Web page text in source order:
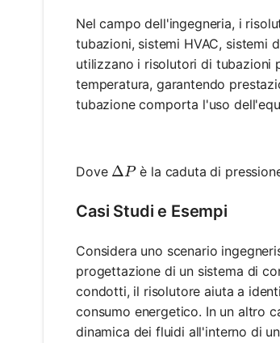
Nel campo dell'ingegneria, i
tubazioni, sistemi HVAC, sistemi
utilizzano i risolutori di tubazioni
temperatura, garantendo
tubazione comporta l'uso
Dove \Delta P
ΔPè la caduta di
Casi Studi e Esempi
Considera uno scenario
progettazione di un sistema di
condotti, il risolutore aiuta a
consumo energetico. In un altro
dinamica dei fluidi all'interno di